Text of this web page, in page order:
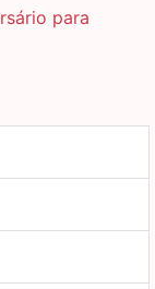
para